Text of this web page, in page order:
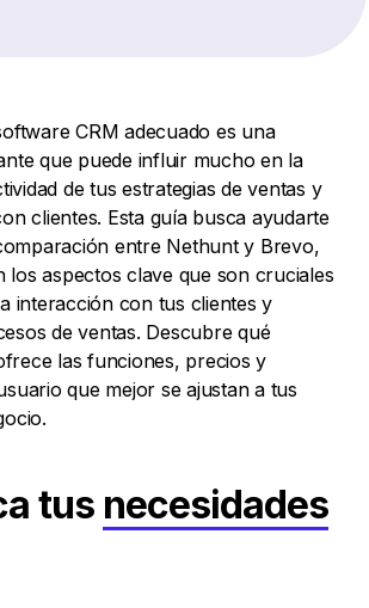
CRM adecuado es una
que puede influir mucho en la
de tus estrategias de ventas y
clientes. Esta guía busca ayudarte
entre Nethunt y Brevo,
los aspectos clave que son cruciales
interacción con tus clientes y
de ventas. Descubre qué
las funciones, precios y
que mejor se ajustan a tus
tus necesidades